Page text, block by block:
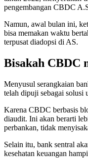
pengembangan CBDC
Namun, awal bulan ini,
bisa memakan waktu
terpusat diadopsi di AS.
Bisakah CBDC
Menyusul serangkaian
telah dipuji sebagai solusi
Karena CBDC berbasis
diaudit. Ini akan berarti
perbankan, tidak
Selain itu, bank sentral
kesehatan keuangan